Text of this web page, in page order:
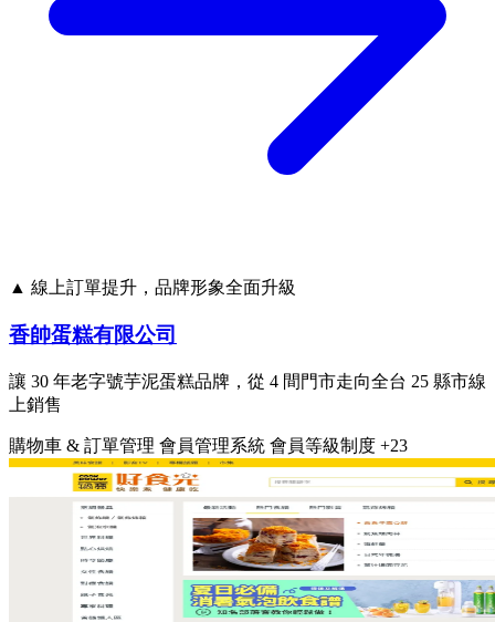
▲ 線上訂單提升，品牌形象全面升級
香帥蛋糕有限公司
讓 30 年老字號芋泥蛋糕品牌，從 4 間門市走向全台 25 縣市線
上銷售
購物車 & 訂單管理 會員管理系統 會員等級制度 +23